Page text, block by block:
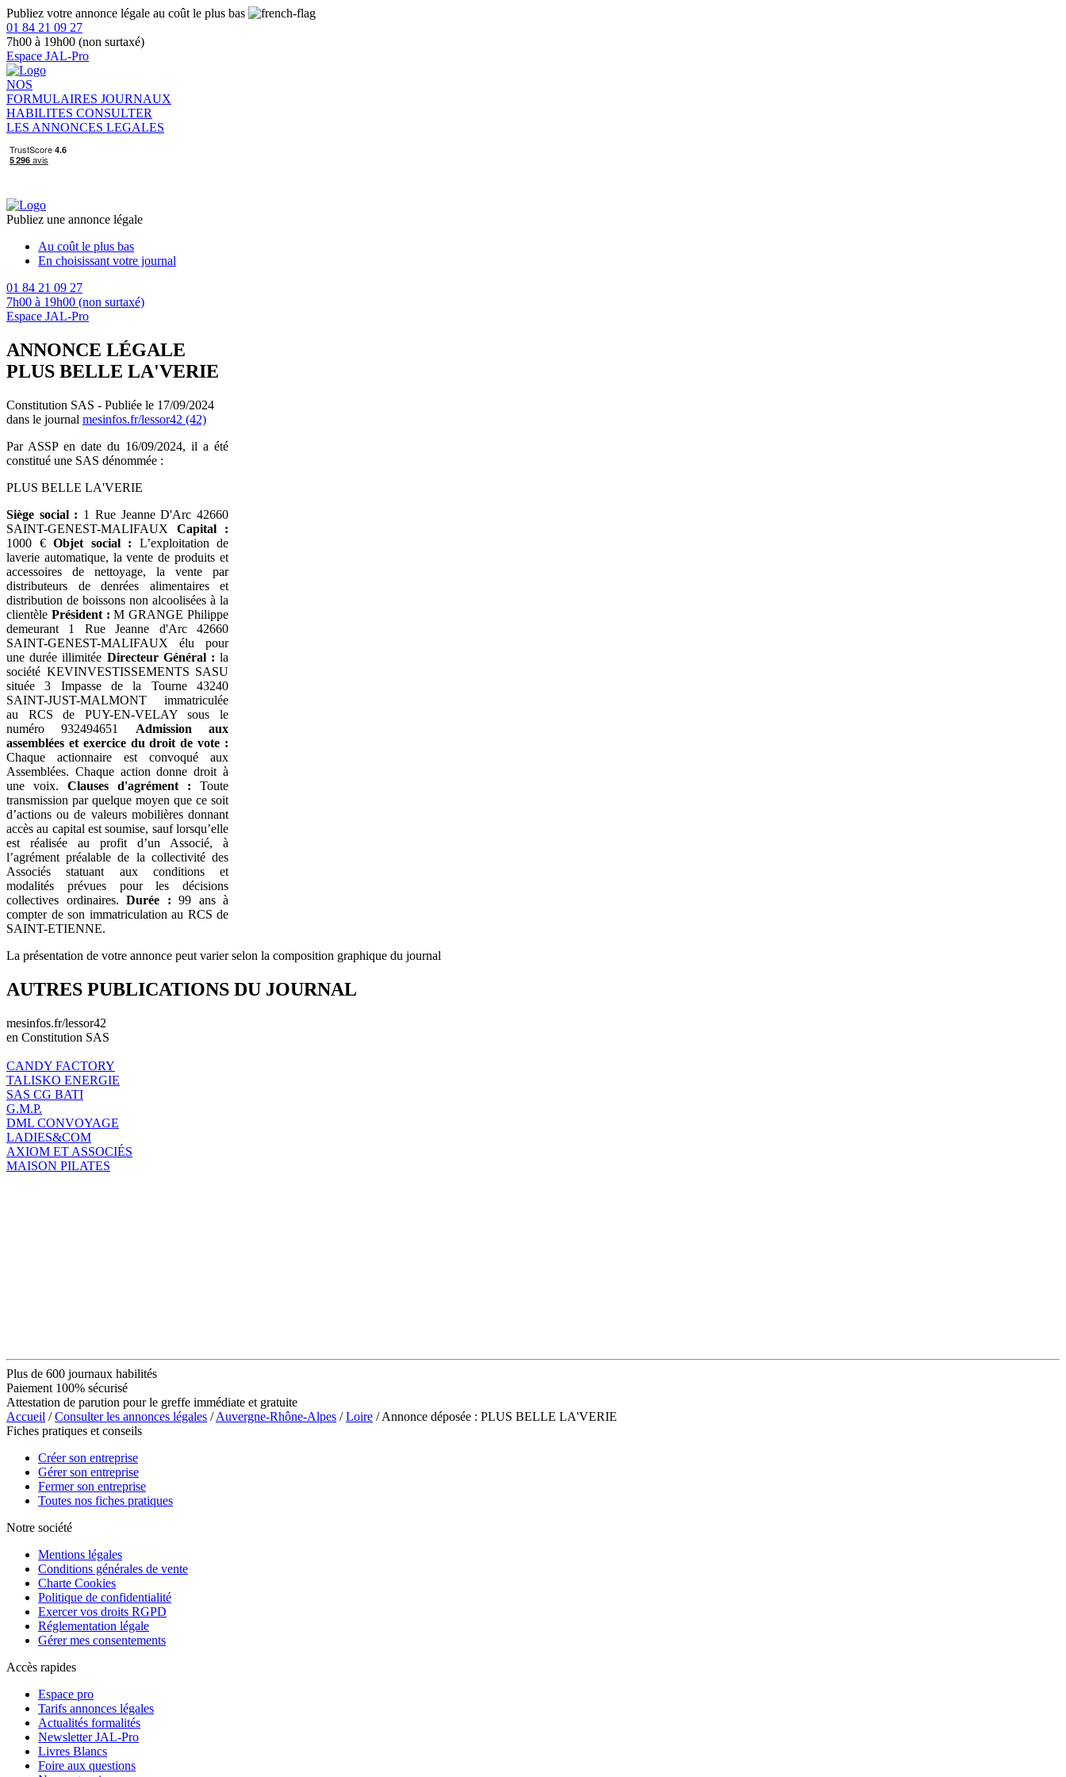
Publiez votre annonce légale au coût le plus bas
01 84 21 09 27
7h00 à 19h00 (non surtaxé)
Espace JAL-Pro
NOS
FORMULAIRES JOURNAUX
HABILITES CONSULTER
LES ANNONCES LEGALES
Publiez une annonce légale
Au coût le plus bas
En choisissant votre journal
01 84 21 09 27
7h00 à 19h00 (non surtaxé)
Espace JAL-Pro
ANNONCE LÉGALE
PLUS BELLE LA'VERIE
Constitution SAS - Publiée le 17/09/2024
dans le journal mesinfos.fr/lessor42 (42)
Par ASSP en date du 16/09/2024, il a été
constitué une SAS dénommée :
PLUS BELLE LA'VERIE
Siège social : 1 Rue Jeanne D'Arc 42660
SAINT-GENEST-MALIFAUX Capital :
1000 € Objet social : L’exploitation de
laverie automatique, la vente de produits et
accessoires de nettoyage, la vente par
distributeurs de denrées alimentaires et
distribution de boissons non alcoolisées à la
clientèle Président : M GRANGE Philippe
demeurant 1 Rue Jeanne d'Arc 42660
SAINT-GENEST-MALIFAUX élu pour
une durée illimitée Directeur Général : la
société KEVINVESTISSEMENTS SASU
située 3 Impasse de la Tourne 43240
SAINT-JUST-MALMONT immatriculée
au RCS de PUY-EN-VELAY sous le
numéro 932494651 Admission aux
assemblées et exercice du droit de vote :
Chaque actionnaire est convoqué aux
Assemblées. Chaque action donne droit à
une voix. Clauses d'agrément : Toute
transmission par quelque moyen que ce soit
d’actions ou de valeurs mobilières donnant
accès au capital est soumise, sauf lorsqu’elle
est réalisée au profit d’un Associé, à
l’agrément préalable de la collectivité des
Associés statuant aux conditions et
modalités prévues pour les décisions
collectives ordinaires. Durée : 99 ans à
compter de son immatriculation au RCS de
SAINT-ETIENNE.
La présentation de votre annonce peut varier selon la composition graphique du journal
AUTRES PUBLICATIONS DU JOURNAL
mesinfos.fr/lessor42
en Constitution SAS
CANDY FACTORY
TALISKO ENERGIE
SAS CG BATI
G.M.P.
DML CONVOYAGE
LADIES&COM
AXIOM ET ASSOCIÉS
MAISON PILATES
Plus de 600 journaux habilités
Paiement 100% sécurisé
Attestation de parution pour le greffe immédiate et gratuite
Accueil /Consulter les annonces légales /Auvergne-Rhône-Alpes /Loire / Annonce déposée : PLUS BELLE LA'VERIE
Fiches pratiques et conseils
Créer son entreprise
Gérer son entreprise
Fermer son entreprise
Toutes nos fiches pratiques
Notre société
Mentions légales
Conditions générales de vente
Charte Cookies
Politique de confidentialité
Exercer vos droits RGPD
Réglementation légale
Gérer mes consentements
Accès rapides
Espace pro
Tarifs annonces légales
Actualités formalités
Newsletter JAL-Pro
Livres Blancs
Foire aux questions